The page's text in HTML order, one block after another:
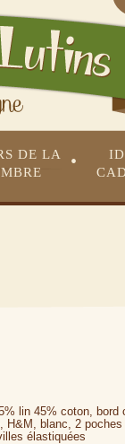
DE LA
•
lin 45% coton, bord
H&M, blanc, 2
élastiquées